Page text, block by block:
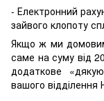
- Електронний
зайвого клопоту
Якщо ж ми
саме на суму від
додаткове
вашого відділення